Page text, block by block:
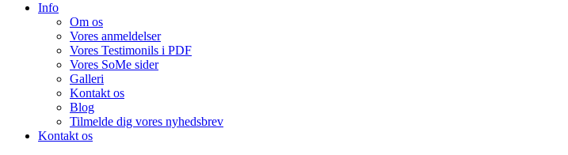
Info
Om os
Vores anmeldelser
Vores Testimonils i PDF
Vores SoMe sider
Galleri
Kontakt os
Blog
Tilmelde dig vores nyhedsbrev
Kontakt os